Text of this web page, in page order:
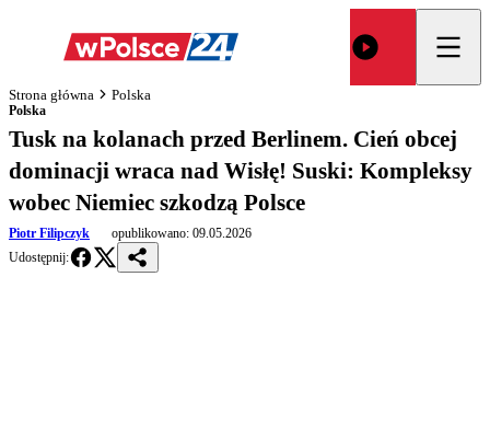
Strona główna Polska
Polska
Tusk na kolanach przed Berlinem. Cień obcej
dominacji wraca nad Wisłę! Suski: Kompleksy
wobec Niemiec szkodzą Polsce
Piotr Filipczyk opublikowano: 09.05.2026
Udostępnij: